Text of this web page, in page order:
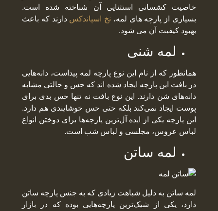
خاصیت کشسانی استثنایی آن شناخته شده است.
بسیاری از پارچه های لمه، نخ اسپاندکس دارند که باعث
بهبود کیفیت آن می شود.
لمه شنی
همانطور که از نام این نوع پارچه لمه پیداست، دانه‌هایی
در بافت این پارچه ایجاد شده اند که حس و حالتی مشابه
دانه‌های شن دارند. این نوع بافت نه تنها حس بدی برای
پوست ایجاد نمی‌کند بلکه حتی حس خوشایندی هم دارد.
این پارچه یکی از ایده آل‌ترین پارچه‌ها برای دوختن انواع
لباس عروس، مجلسی و لباس شب است.
لمه ساتن
لمه ساتن به دلیل شباهت زیادی که به جنس پارچه ساتن
دارد، یکی از شیک‌ترین پارچه‌هایی بوده که در بازار